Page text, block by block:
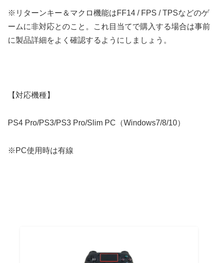
※リターンキー＆マクロ機能はFF14 / FPS / TPSなどのゲ
ームに非対応とのこと。これ目当てで購入する場合は事前
に製品詳細をよく確認するようにしましょう。
【対応機種】
PS4 Pro/PS3/PS3 Pro/Slim PC（Windows7/8/10）
※PC使用時は有線